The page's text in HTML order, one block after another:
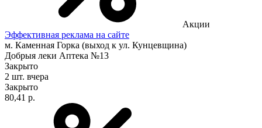
Акции
Эффективная реклама на сайте
м. Каменная Горка (выход к ул. Кунцевщина)
Добрыя леки Аптека №13
Закрыто
2 шт. вчера
Закрыто
80,41 р.